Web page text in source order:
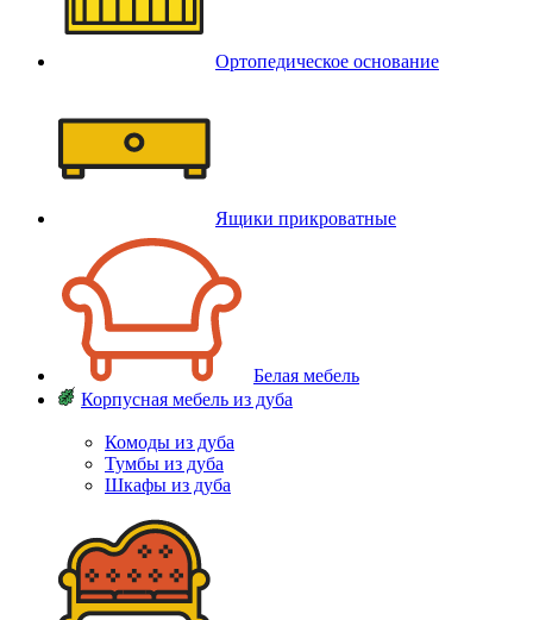
Ортопедическое основание
Ящики прикроватные
Белая мебель
Корпусная мебель из дуба
Комоды из дуба
Тумбы из дуба
Шкафы из дуба